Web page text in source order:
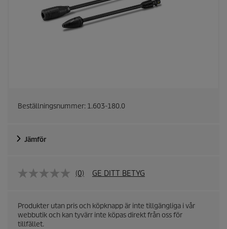
Beställningsnummer: 1.603-180.0
Jämför
(0) GE DITT BETYG
Produkter utan pris och köpknapp är inte tillgängliga i vår
webbutik och kan tyvärr inte köpas direkt från oss för
tillfället.